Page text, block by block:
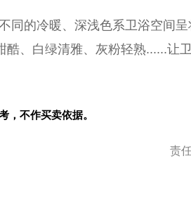
同的冷暖、深浅色系卫浴空间
酷、白绿清雅、灰粉轻熟......让
，不作买卖依据。
责